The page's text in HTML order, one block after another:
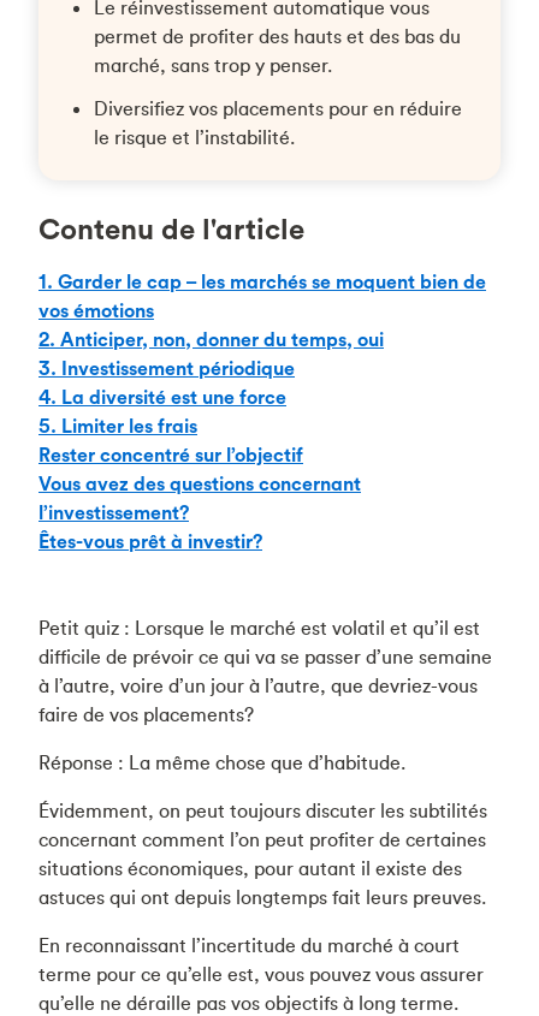
Le réinvestissement automatique vous
permet de profiter des hauts et des bas du
marché, sans trop y penser.
Diversifiez vos placements pour en réduire
le risque et l’instabilité.
Contenu de l'article
1. Garder le cap – les marchés se moquent bien de
vos émotions
2. Anticiper, non, donner du temps, oui
3. Investissement périodique
4. La diversité est une force
5. Limiter les frais
Rester concentré sur l’objectif
Vous avez des questions concernant
l’investissement?
Êtes-vous prêt à investir?
Petit quiz : Lorsque le marché est volatil et qu’il est
difficile de prévoir ce qui va se passer d’une semaine
à l’autre, voire d’un jour à l’autre, que devriez-vous
faire de vos placements?
Réponse : La même chose que d’habitude.
Évidemment, on peut toujours discuter les subtilités
concernant comment l’on peut profiter de certaines
situations économiques, pour autant il existe des
astuces qui ont depuis longtemps fait leurs preuves.
En reconnaissant l’incertitude du marché à court
terme pour ce qu’elle est, vous pouvez vous assurer
qu’elle ne déraille pas vos objectifs à long terme.